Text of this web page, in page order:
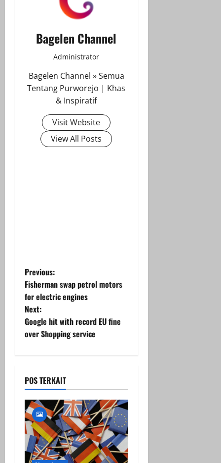
Bagelen Channel
Administrator
Bagelen Channel » Semua
Tentang Purworejo | Khas
& Inspiratif
Visit Website
View All Posts
P
o
s
t
a
v
i
g
Previous:
Fisherman swap petrol motors
for electric engines
Next:
Google hit with record EU fine
over Shopping service
POS TERKAIT